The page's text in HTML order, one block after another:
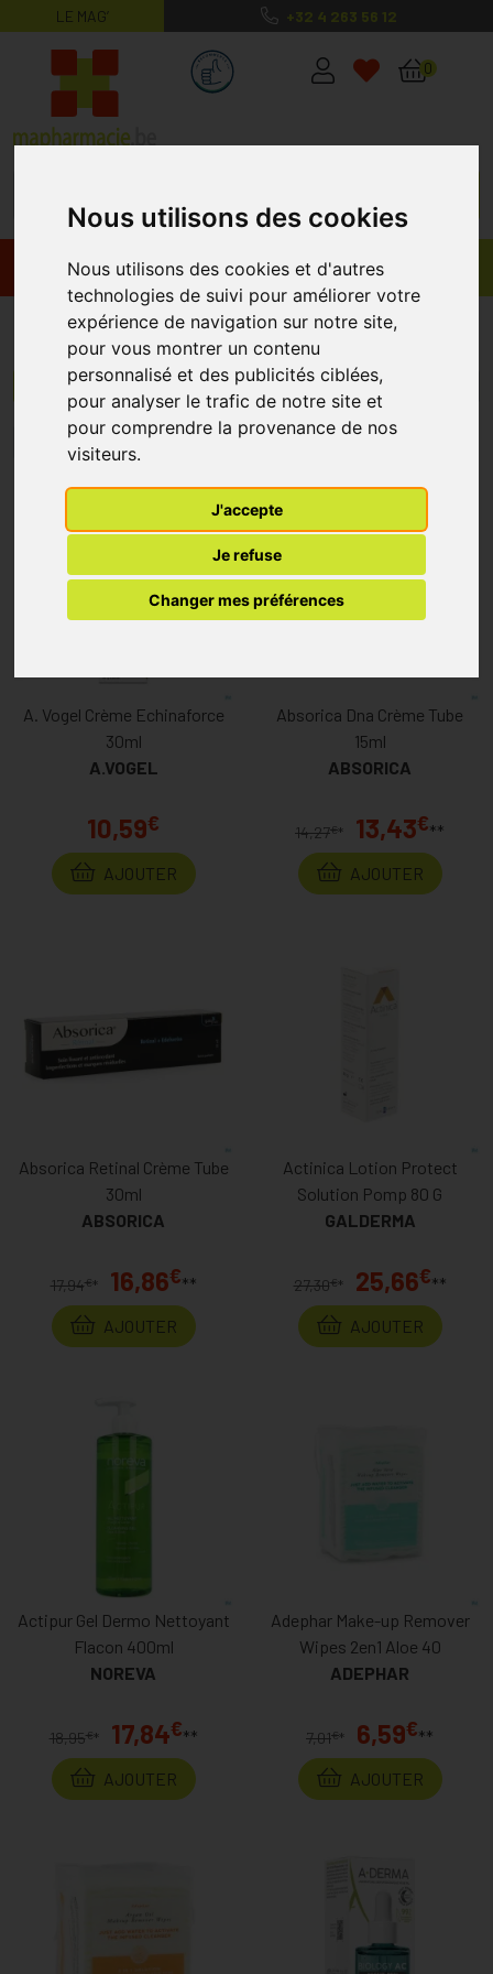
Nous utilisons des cookies
Nous utilisons des cookies et d'autres
technologies de suivi pour améliorer votre
expérience de navigation sur notre site,
pour vous montrer un contenu
personnalisé et des publicités ciblées,
pour analyser le trafic de notre site et
pour comprendre la provenance de nos
visiteurs.
J'accepte
Je refuse
Changer mes préférences
LE MAG’ +32 4 263 56 12
MaPharmacie.be ma santé, mes
0
Promos Produits
Soins du Visage
Menu/Filtres
A. Vogel Crème Echinaforce
30ml
A.VOGEL
10,59€
AJOUTER
Absorica Dna Crème Tube
15ml
ABSORICA
14,27€* 13,43€**
AJOUTER
Absorica Retinal Crème Tube
30ml
ABSORICA
17,94€ * 16,86€**
AJOUTER
Actinica Lotion Protect
Solution Pomp 80 G
GALDERMA
27,30€ * 25,66€**
AJOUTER
Actipur Gel Dermo Nettoyant
Flacon 400ml
NOREVA
18,95€ * 17,84€**
AJOUTER
Adephar Make-up Remover
Wipes 2en1 Aloe 40
ADEPHAR
7,01€* 6,59€**
AJOUTER